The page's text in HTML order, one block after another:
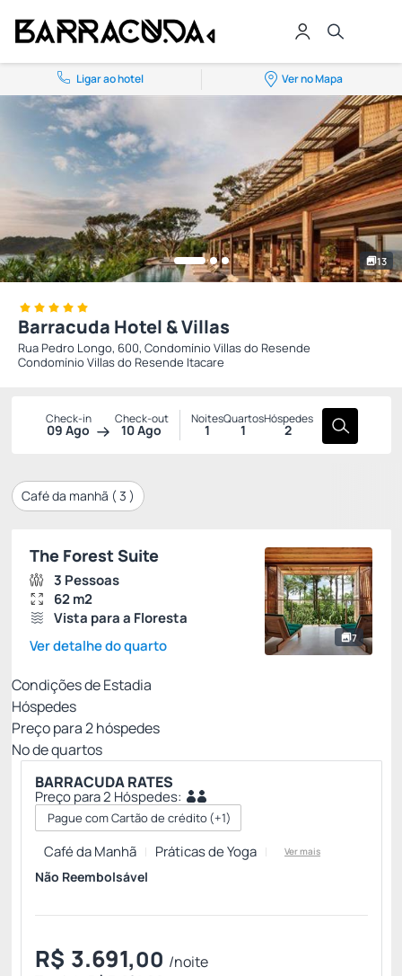
Ligar ao hotel Ver no Mapa
13
Barracuda Hotel & Villas
Rua Pedro Longo, 600, Condomínio Villas do Resende
Condomínio Villas do Resende Itacare
Check-in
09 Ago
Check-out
10 Ago
Noites
1
Quartos
1
Hóspedes
2
Café da manhã ( 3 )
7
The Forest Suite
3 Pessoas
62 m2
Vista para a Floresta
Ver detalhe do quarto
Condições de Estadia
Hóspedes
Preço para2hóspedes
Nº de quartos
BARRACUDA RATES
Preço para 2 Hóspedes:
Pague com Cartão de crédito(+1)
Café da Manhã Práticas de Yoga Ver mais
Não Reembolsável
R$ 3.691,00 /noite